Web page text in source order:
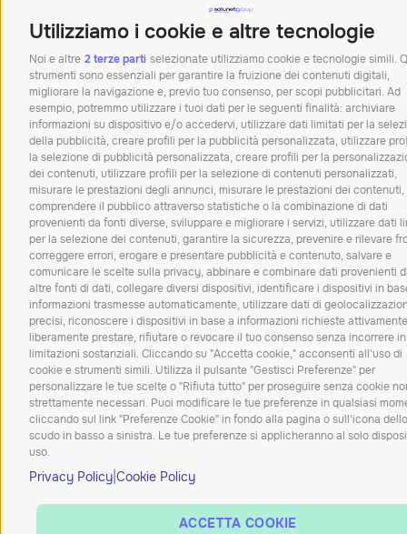
Utilizziamo i cookie e altre tecnologie
Noi e altre 2 terze parti selezionate utilizziamo cookie e tecnologie simili.
strumenti sono essenziali per garantire la fruizione dei contenuti digitali,
migliorare la navigazione e, previo tuo consenso, per scopi pubblicitari. Ad
esempio, potremmo utilizzare i tuoi dati per le seguenti finalità: archiviare
informazioni su dispositivo e/o accedervi, utilizzare dati limitati per la
della pubblicità, creare profili per la pubblicità personalizzata, utilizzare
la selezione di pubblicità personalizzata, creare profili per la
dei contenuti, utilizzare profili per la selezione di contenuti personalizzati,
misurare le prestazioni degli annunci, misurare le prestazioni dei contenuti,
comprendere il pubblico attraverso statistiche o la combinazione di dati
provenienti da fonti diverse, sviluppare e migliorare i servizi, utilizzare dati
per la selezione dei contenuti, garantire la sicurezza, prevenire e rilevare
correggere errori, erogare e presentare pubblicità e contenuto, salvare e
comunicare le scelte sulla privacy, abbinare e combinare dati provenienti
altre fonti di dati, collegare diversi dispositivi, identificare i dispositivi in
informazioni trasmesse automaticamente, utilizzare dati di
precisi, riconoscere i dispositivi in base a informazioni richieste
liberamente prestare, rifiutare o revocare il tuo consenso senza incorrere in
limitazioni sostanziali. Cliccando su "Accetta cookie," acconsenti all'uso di
cookie e strumenti simili. Utilizza il pulsante "Gestisci Preferenze" per
personalizzare le tue scelte o "Rifiuta tutto" per proseguire senza cookie
strettamente necessari. Puoi modificare le tue preferenze in qualsiasi
cliccando sul link "Preferenze Cookie" in fondo alla pagina o sull'icona dello
scudo in basso a sinistra. Le tue preferenze si applicheranno al solo
uso.
Privacy Policy Cookie Policy
ACCETTA COOKIE